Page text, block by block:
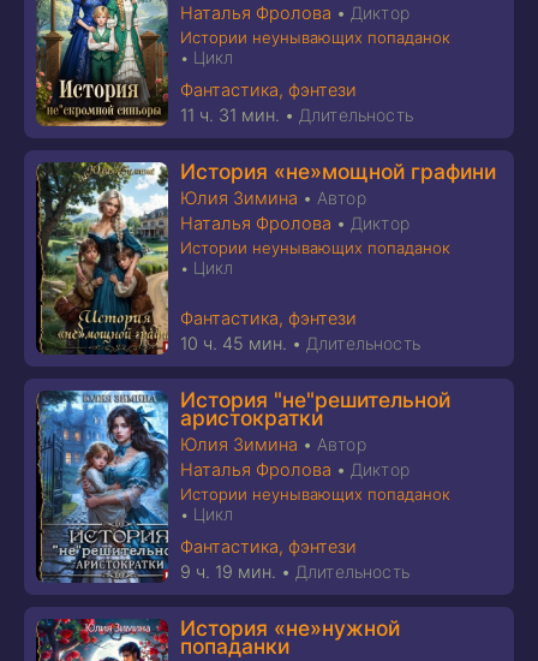
Наталья Фролова • Диктор
Истории неунывающих попаданок
• Цикл
Фантастика, фэнтези
11 ч. 31 мин. • Длительность
История «не»мощной графини
Юлия Зимина • Автор
Наталья Фролова • Диктор
Истории неунывающих попаданок
• Цикл
Фантастика, фэнтези
10 ч. 45 мин. • Длительность
История "не"решительной
аристократки
Юлия Зимина • Автор
Наталья Фролова • Диктор
Истории неунывающих попаданок
• Цикл
Фантастика, фэнтези
9 ч. 19 мин. • Длительность
История «не»нужной
попаданки